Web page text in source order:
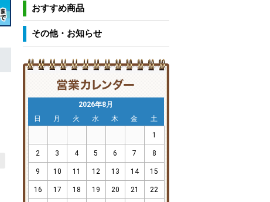
おすすめ商品
その他・お知らせ
2026年8月
日
月 火 水 木 金
土
1
2 3 4 5 6 7 8
9 10 11 12 13 14 15
16 17 18 19 20 21 22